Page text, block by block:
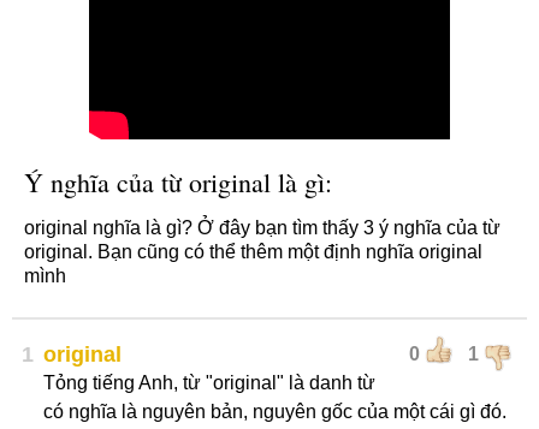
Ý nghĩa của từ original là gì:
original nghĩa là gì? Ở đây bạn tìm thấy 3 ý nghĩa của từ
original. Bạn cũng có thể thêm một định nghĩa original
mình
1 0 1
original
Tỏng tiếng Anh, từ "original" là danh từ
có nghĩa là nguyên bản, nguyên gốc của một cái gì đó.